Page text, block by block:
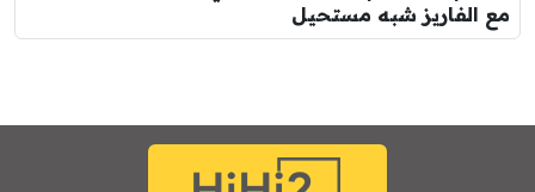
مع الفاريز شبه مستحيل